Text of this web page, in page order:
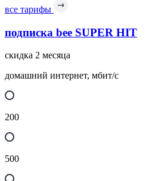
все тарифы
подписка bee SUPER HIT
скидка 2 месяца
домашний интернет, мбит/с
200
500